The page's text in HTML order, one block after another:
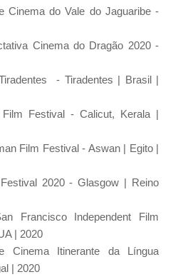
Cinema do Vale do Jaguaribe -
Cinema do Dragão 2020 -
- Tiradentes | Brasil |
Film Festival - Calicut, Kerala |
Film Festival - Aswan | Egito |
2020 - Glasgow | Reino
Francisco Independent Film
| 2020
Cinema Itinerante da Língua
| 2020